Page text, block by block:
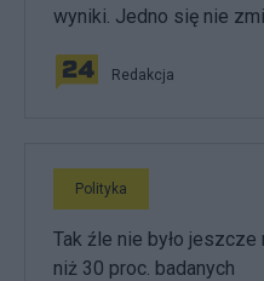
wyniki. Jedno się nie
Redakcja
Polityka
Tak źle nie było
niż 30 proc. badanych